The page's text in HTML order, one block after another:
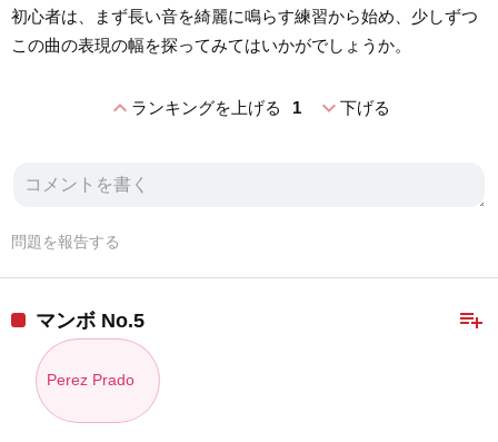
初心者は、まず長い音を綺麗に鳴らす練習から始め、少しずつ
この曲の表現の幅を探ってみてはいかがでしょうか。
expand_lessランキングを上げる 1 expand_more下げる
問題を報告する
playlist_add
マンボ No.5
Perez Prado